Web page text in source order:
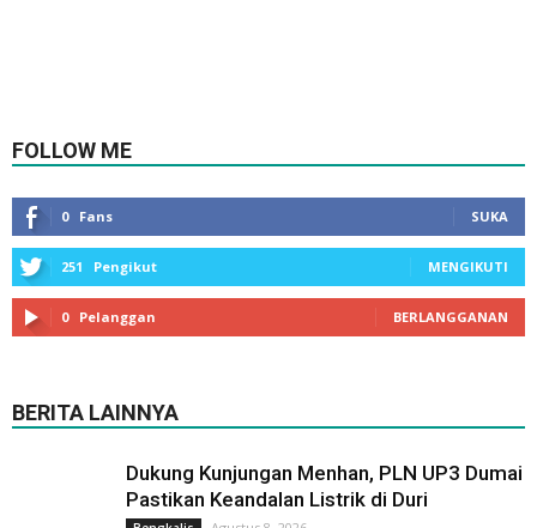
FOLLOW ME
0 Fans SUKA
251 Pengikut MENGIKUTI
0 Pelanggan BERLANGGANAN
BERITA LAINNYA
Dukung Kunjungan Menhan, PLN UP3 Dumai
Pastikan Keandalan Listrik di Duri